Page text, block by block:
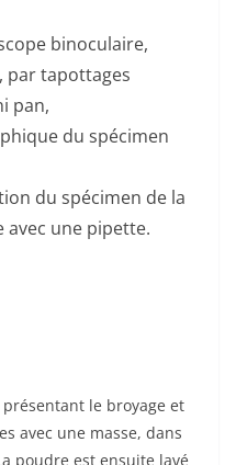
binoculaire,
par tapottages
pan,
du spécimen
du spécimen de la
avec une pipette.
le broyage et
avec une masse, dans
poudre est ensuite lavé